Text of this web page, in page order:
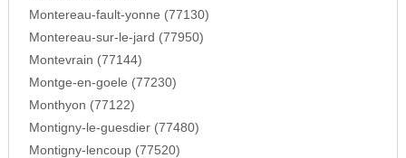
Montereau-fault-yonne (77130)
Montereau-sur-le-jard (77950)
Montevrain (77144)
Montge-en-goele (77230)
Monthyon (77122)
Montigny-le-guesdier (77480)
Montigny-lencoup (77520)